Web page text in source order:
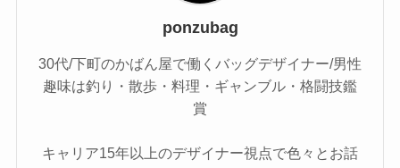
ponzubag
30代/下町のかばん屋で働くバッグデザイナー/男性
趣味は釣り・散歩・料理・ギャンブル・格闘技鑑
賞
キャリア15年以上のデザイナー視点で色々とお話